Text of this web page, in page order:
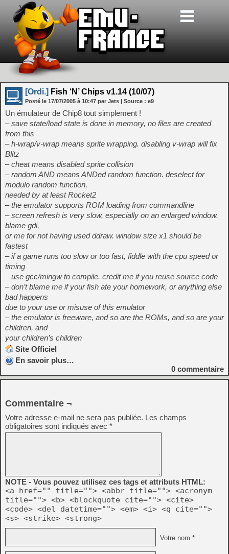
[Ordi.] Fish ‘N’ Chips v1.14 (10/07)
Posté le 17/07/2005 à 10:47 par Jets | Source : e9
Un émulateur de Chip8 tout simplement !
– save state/load state is done in memory, no files are created
from this
– h-wrap/v-wrap means sprite wrapping. disabling v-wrap will fix
Blitz
– cheat means disabled sprite collision
– random AND means ANDed random function. deselect for
modulo random function,
needed by at least Rocket2
– the emulator supports ROM loading from commandline
– screen refresh is very slow, especially on an enlarged window.
blame gdi,
or me for not having used ddraw. window size x1 should be
fastest
– if a game runs too slow or too fast, fiddle with the cpu speed or
timing
– use gcc/mingw to compile. credit me if you reuse source code
– don’t blame me if your fish ate your homework, or anything else
bad happens
due to your use or misuse of this emulator
– the emulator is freeware, and so are the ROMs, and so are your
children, and
your children’s children
Site Officiel
En savoir plus…
0 commentaire
Commentaire ¬
Votre adresse e-mail ne sera pas publiée. Les champs
obligatoires sont indiqués avec *
NOTE - Vous pouvez utilisez ces tags et attributs HTML:
<a href="" title=""> <abbr title=""> <acronym
title=""> <b> <blockquote cite=""> <cite>
<code> <del datetime=""> <em> <i> <q cite="">
<s> <strike> <strong>
Votre nom *